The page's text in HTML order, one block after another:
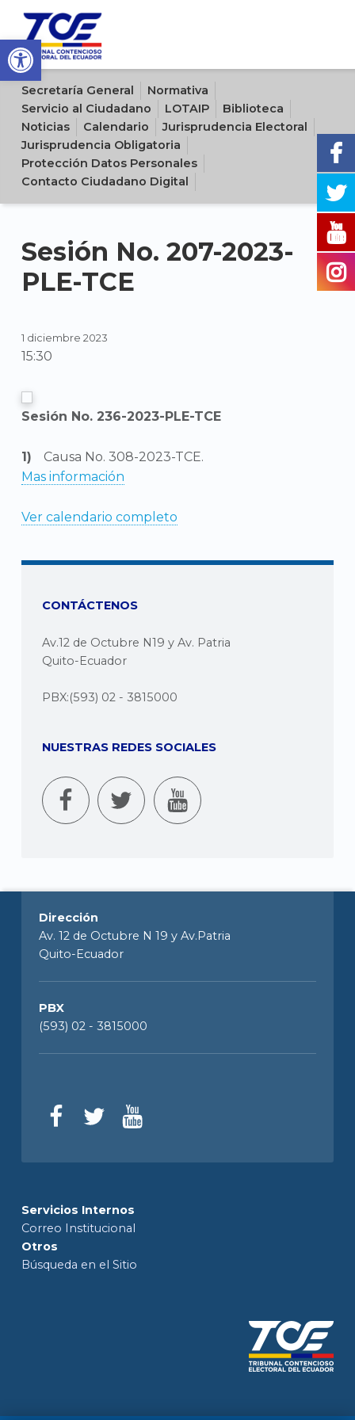
Open toolbar
Sitio oficial del Tribunal Contencioso Electoral del Ecuador
Secretaría General
Normativa
Servicio al Ciudadano
LOTAIP
Biblioteca
Noticias
Calendario
Jurisprudencia Electoral
Jurisprudencia Obligatoria
Protección Datos Personales
Contacto Ciudadano Digital
Sesión No. 207-2023-
PLE-TCE
1 diciembre 2023
15:30
Sesión No. 236-2023-PLE-TCE
Causa No. 308-2023-TCE.
Mas información
Ver calendario completo
CONTÁCTENOS
Av.12 de Octubre N19 y Av. Patria
Quito-Ecuador
PBX:(593) 02 - 3815000
NUESTRAS REDES SOCIALES
Dirección
Av. 12 de Octubre N 19 y Av.Patria
Quito-Ecuador
PBX
(593) 02 - 3815000
Servicios Internos
Correo Institucional
Otros
Búsqueda en el Sitio